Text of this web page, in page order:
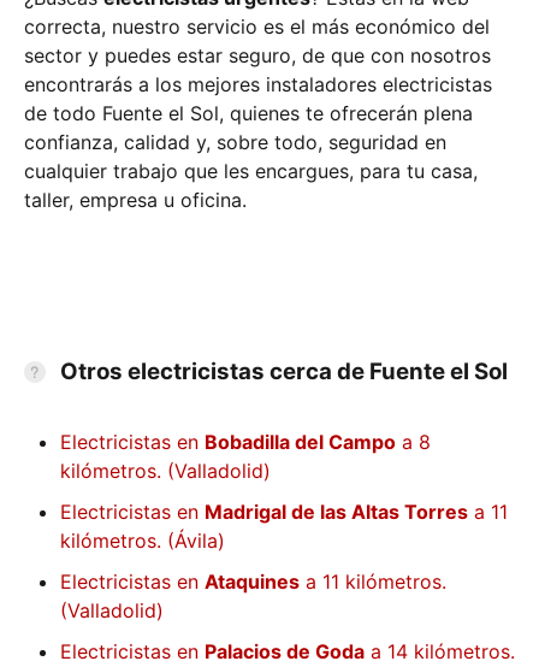
correcta, nuestro servicio es el más económico del
sector y puedes estar seguro, de que con nosotros
encontrarás a los mejores instaladores electricistas
de todo Fuente el Sol, quienes te ofrecerán plena
confianza, calidad y, sobre todo, seguridad en
cualquier trabajo que les encargues, para tu casa,
taller, empresa u oficina.
Otros electricistas cerca de Fuente el Sol
Electricistas en Bobadilla del Campo a 8
kilómetros. (Valladolid)
Electricistas en Madrigal de las Altas Torres a 11
kilómetros. (Ávila)
Electricistas en Ataquines a 11 kilómetros.
(Valladolid)
Electricistas en Palacios de Goda a 14 kilómetros.